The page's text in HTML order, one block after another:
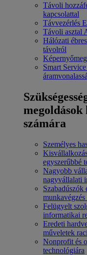
Távoli
kapcsolattal
Távvezérlés
Távoli asztal
Hálózati
távolról
Smart Service
megoldások
számára
Személyes
egyszerűbbé
Nagyobb
nagyvállalati
Szabadúszók
munkavégzés
Felügyelt
informatikai
Eredeti
műveletek
Nonprofit és
technológiára